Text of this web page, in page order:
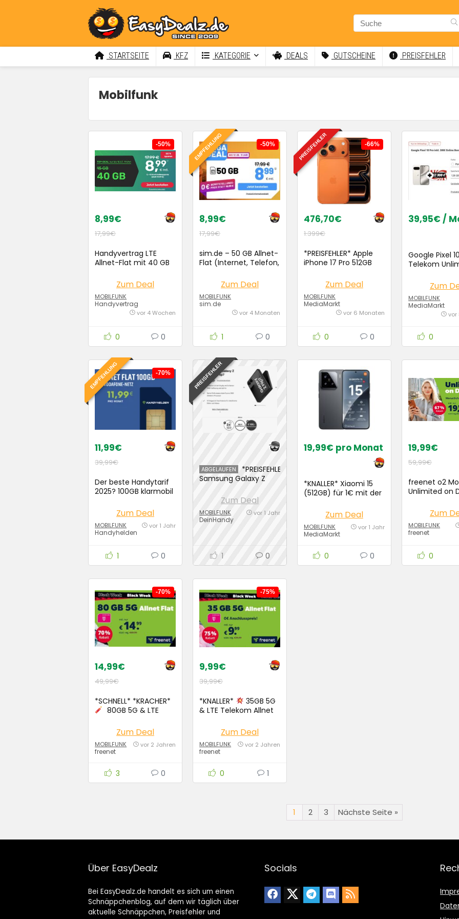
STARTSEITE KFZ KATEGORIE DEALS GUTSCHEINE PREISFEHLER
Mobilfunk
-50%
8,99€
17,99€
Handyvertrag LTE
Allnet-Flat mit 40 GB
Zum Deal
MOBILFUNK
Handyvertrag
vor 4 Wochen
0 0
EMPFEHLUNG -50%
8,99€
17,99€
sim.de – 50 GB Allnet-
Flat (Internet, Telefon,
MonatZum Deal
MOBILFUNK
sim.de
vor 4 Monaten
1 0
PREISFEHLER -66%
476,70€
1.399€
*PREISFEHLER* Apple
iPhone 17 Pro 512GB
Flat 20GB Special für
527,70€Zum Deal
MOBILFUNK
MediaMarkt
vor 6 Monaten
0 0
39,95€ /
Google Pixel
Telekom
Bonus sichern
Zum
MOBILFUNK
MediaMarkt
vor
0
EMPFEHLUNG -70%
11,99€
39,99€
Der beste Handytarif
2025? 100GB klarmobil
Zum Deal
MOBILFUNK
Handyhelden
vor 1 Jahr
1 0
PREISFEHLER
ABGELAUFEN
*PREISFEHLER*
Samsung Galaxy Z
4,95€ mit 25GB
Vodafone Allnet-Flat
+ 100€ Wechselbonus
für 29,99€/Monat
Zum Deal
MOBILFUNK
DeinHandy
vor 1 Jahr
1 0
19,99€ pro Monat
*KNALLER* Xiaomi 15
(512GB) für 1€ mit der
20GB Special für
19,99€ / Monat
Zum Deal
MOBILFUNK
MediaMarkt
vor 1 Jahr
0 0
19,99€
59,99€
freenet o2
Unlimited on
Zum
MOBILFUNK
freenet
0
-70%
14,99€
49,99€
*SCHNELL* *KRACHER*
80GB 5G & LTE
14,99€ / Monat
Zum Deal
MOBILFUNK
freenet
vor 2 Jahren
3 0
-75%
9,99€
39,99€
*KNALLER*
35GB 5G
& LTE Telekom Allnet
Zum Deal
MOBILFUNK
freenet
vor 2 Jahren
0 1
1 2 3 Nächste Seite »
Über EasyDealz
Bei EasyDealz.de handelt es sich um einen
Schnäppchenblog, auf dem wir täglich über
aktuelle Schnäppchen, Preisfehler und
Socials